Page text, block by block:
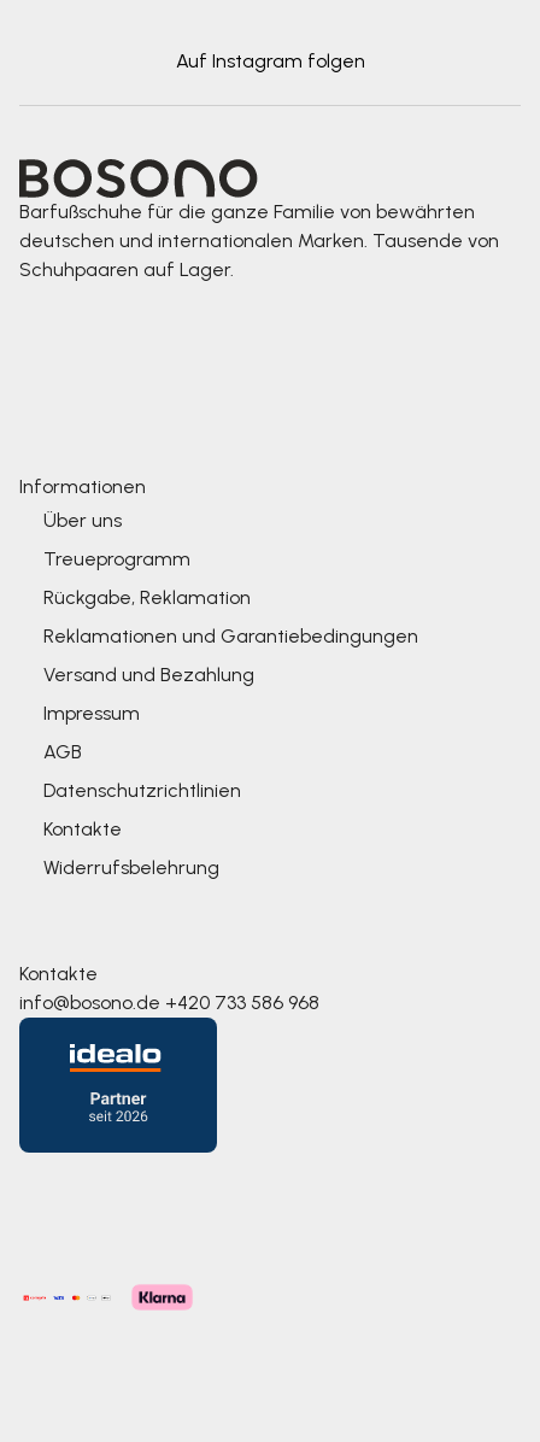
Auf Instagram folgen
Barfußschuhe für die ganze Familie von bewährten
deutschen und internationalen Marken. Tausende von
Schuhpaaren auf Lager.
Informationen
Über uns
Treueprogramm
Rückgabe, Reklamation
Reklamationen und Garantiebedingungen
Versand und Bezahlung
Impressum
AGB
Datenschutzrichtlinien
Kontakte
Widerrufsbelehrung
Kontakte
info@bosono.de +420 733 586 968